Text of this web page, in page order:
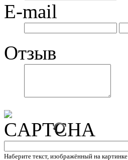
E-mail
Отзыв
Наберите текст, изображённый на картинке